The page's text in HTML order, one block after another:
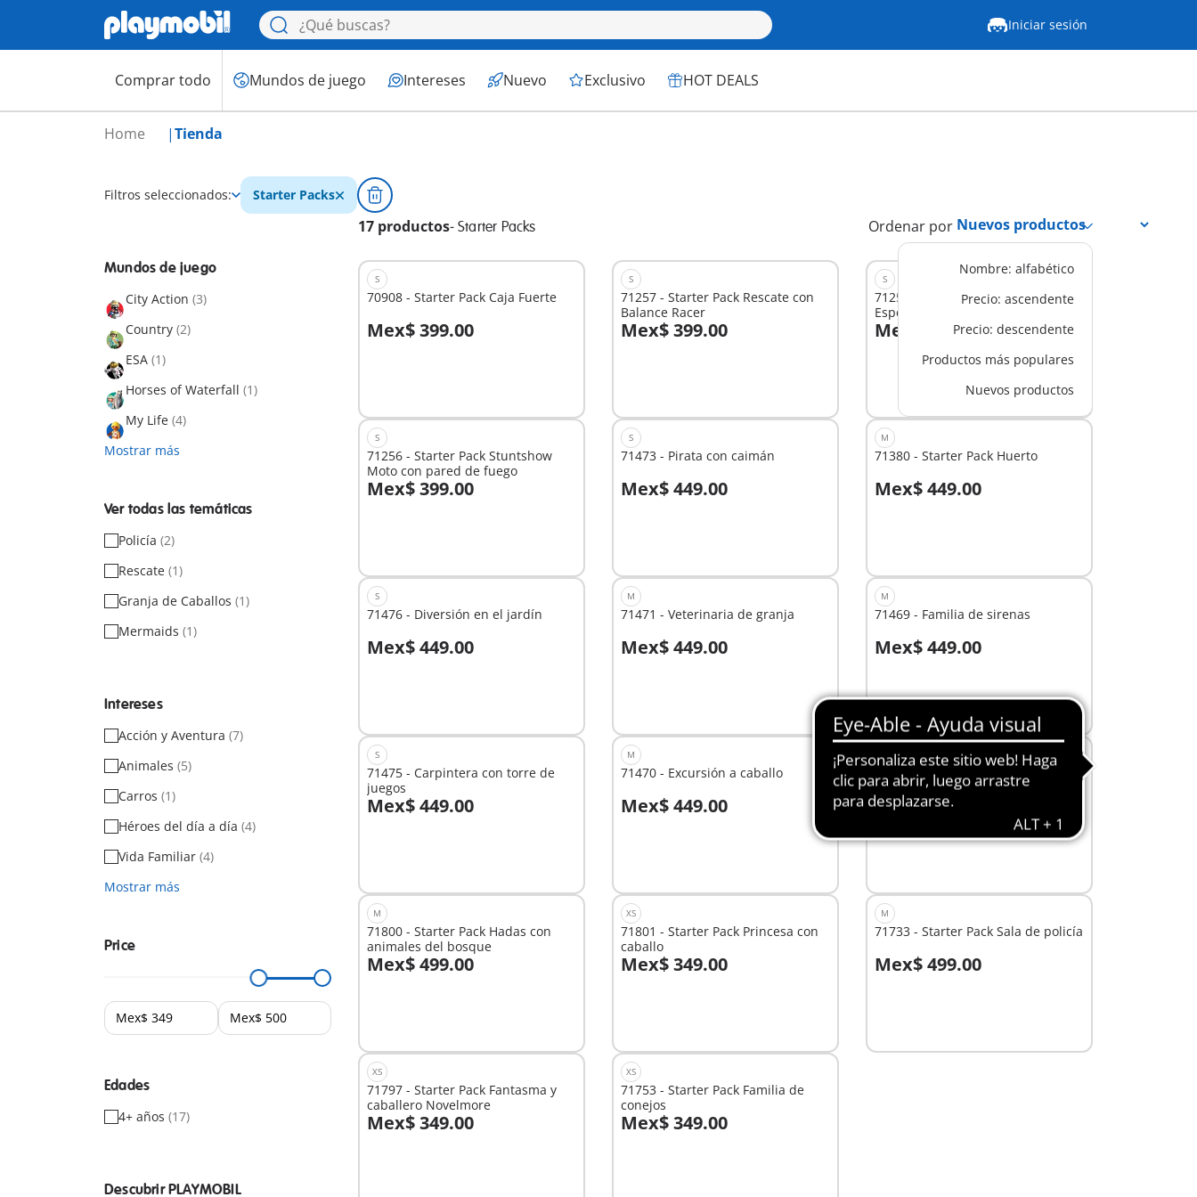
Iniciar sesión
Comprar todo Mundos de juego Intereses Nuevo Exclusivo HOT DEALS
Home Tienda
Filtros seleccionados: Starter Packs
17 productos- Starter Packs Ordenar por
Nombre: alfabético
Precio: ascendente
Precio: descendente
Productos más populares
Nuevos productos
Mundos de juego
City Action (3)
Country (2)
ESA (1)
Horses of Waterfall (1)
My Life (4)
Mostrar más
Ver todas las temáticas
Policía (2)
Rescate (1)
Granja de Caballos (1)
Mermaids (1)
Intereses
Acción y Aventura (7)
Animales (5)
Carros (1)
Héroes del día a día (4)
Vida Familiar (4)
Mostrar más
Price
Edades
4+ años (17)
Descubrir PLAYMOBIL
S
70908 - Starter Pack Caja Fuerte
Mex$ 399.00
A la cesta
S
71257 - Starter Pack Rescate con
Balance Racer
Mex$ 399.00
S
71255 - Starter Pack Fuerzas
Especiales y Ladrón
Mex$ 399.00
A la cesta
S
71256 - Starter Pack Stuntshow
Moto con pared de fuego
Mex$ 399.00
S
71473 - Pirata con caimán
Mex$ 449.00
M
71380 - Starter Pack Huerto
Mex$ 449.00
S
71476 - Diversión en el jardín
Mex$ 449.00
A la cesta
M
71471 - Veterinaria de granja
Mex$ 449.00
M
71469 - Familia de sirenas
Mex$ 449.00
A la cesta
S
71475 - Carpintera con torre de
juegos
Mex$ 449.00
A la cesta
M
71470 - Excursión a caballo
Mex$ 449.00
M
71734 - Starter Pack Misión
espacial
Mex$ 499.00
M
71800 - Starter Pack Hadas con
animales del bosque
Mex$ 499.00
A la cesta
XS
71801 - Starter Pack Princesa con
caballo
Mex$ 349.00
A la cesta
M
71733 - Starter Pack Sala de policía
Mex$ 499.00
A la cesta
XS
71797 - Starter Pack Fantasma y
caballero Novelmore
Mex$ 349.00
A la cesta
XS
71753 - Starter Pack Familia de
conejos
Mex$ 349.00
A la cesta